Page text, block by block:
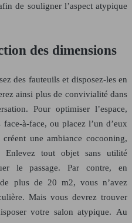
de souligner l’aspect atypique
des dimensions
des fauteuils et disposez-les en
ainsi plus de convivialité dans
Pour optimiser l’espace,
face-à-face, ou placez l’un d’eux
une ambiance cocooning,
Enlevez tout objet sans utilité
le passage. Par contre, en
plus de 20 m2, vous n’avez
Mais vous devrez trouver
votre salon atypique. Au